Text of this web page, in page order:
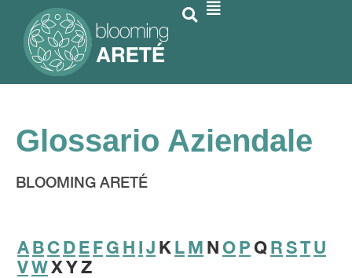
Glossario Aziendale
BLOOMING ARETÉ
ABCDEFG H IJ K LM N OPQRSTU
VWXYZ